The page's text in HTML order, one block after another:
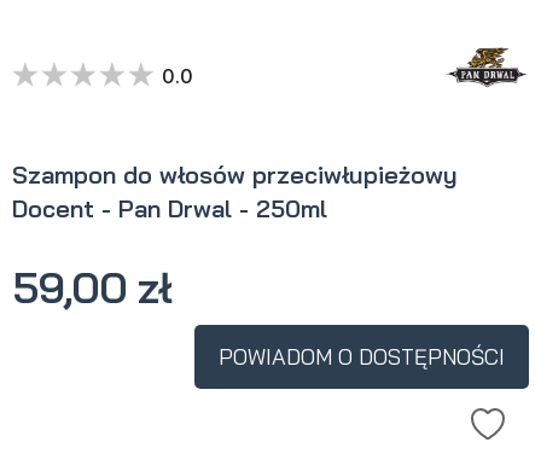
Szampon do włosów przeciwłupieżowy
Docent - Pan Drwal - 250ml
0.0
59,00 zł
POWIADOM O DOSTĘPNOŚCI